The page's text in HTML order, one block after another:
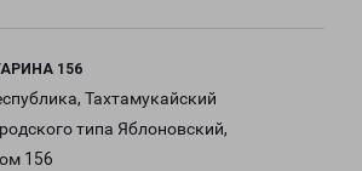
156
Тахтамукайский
типа Яблоновский,
156